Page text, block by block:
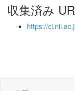
収集済み
https://